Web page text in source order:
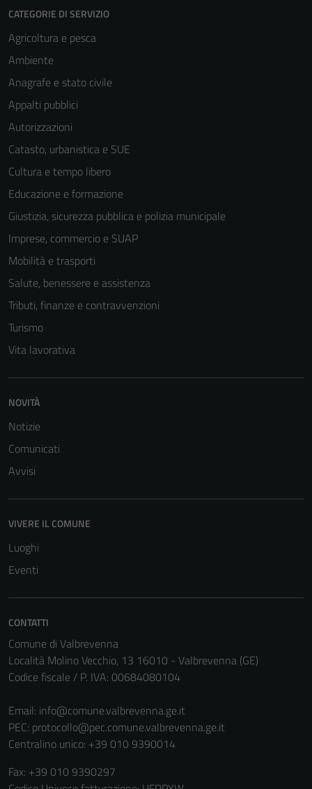
CATEGORIE DI SERVIZIO
Agricoltura e pesca
Ambiente
Anagrafe e stato civile
Appalti pubblici
Autorizzazioni
Catasto, urbanistica e SUE
Cultura e tempo libero
Educazione e formazione
Giustizia, sicurezza pubblica e polizia municipale
Imprese, commercio e SUAP
Mobilità e trasporti
Salute, benessere e assistenza
Tributi, finanze e contravvenzioni
Turismo
Vita lavorativa
NOVITÀ
Notizie
Comunicati
Avvisi
VIVERE IL COMUNE
Luoghi
Eventi
CONTATTI
Comune di Valbrevenna
Località Molino Vecchio, 13 16010 - Valbrevenna (GE)
Codice fiscale / P. IVA: 00684080104
Email: info@comune.valbrevenna.ge.it
PEC: protocollo@pec.comune.valbrevenna.ge.it
Centralino unico: +39 010 9390014
Fax: +39 010 9390297
essere
dettagli) e
possono
utilizzati
anche per la